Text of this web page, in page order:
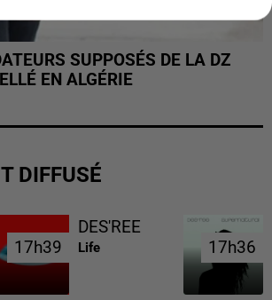
SUPPOSÉS DE LA DZ
EN ALGÉRIE
DIFFUSÉ
17h39
17h39
DES'REE
Life 17h36
17h36